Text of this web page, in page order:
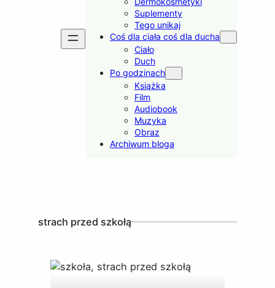
Suplementy
Tego unikaj
Coś dla ciała coś dla ducha
Ciało
Duch
Po godzinach
Książka
Film
Audiobook
Muzyka
Obraz
Archiwum bloga
strach przed szkołą